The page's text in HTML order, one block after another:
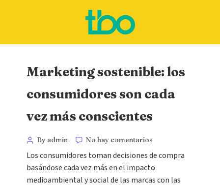
Marketing sostenible: los
consumidores son cada
vez más conscientes
By admin No hay comentarios
Los consumidores toman decisiones de compra
basándose cada vez más en el impacto
medioambiental y social de las marcas con las